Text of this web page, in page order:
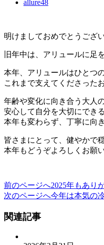
allure48
明けましておめでとうござい
旧年中は、アリュールに足
本年、アリュールはひとつ
これまで支えてくださった
年齢や変化に向き合う大人
安心して自分を大切にでき
本年も変わらず、丁寧に向
皆さまにとって、健やかで
本年もどうぞよろしくお願
投
稿
ナ
前のページへ2025年もあり
次のページへ今年は本気の
関連記事